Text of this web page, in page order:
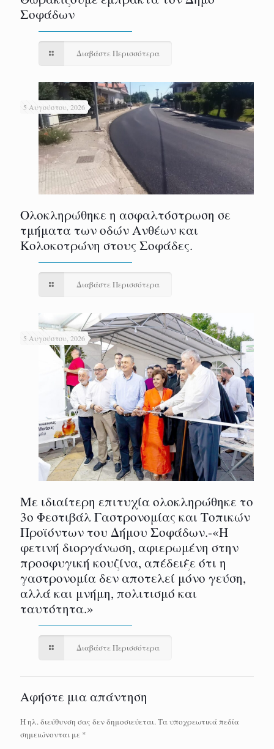
Σοφάδων
Διαβάστε Περισσότερα
5 Αυγούστου, 2026
Ολοκληρώθηκε η ασφαλτόστρωση σε
τμήματα των οδών Ανθέων και
Κολοκοτρώνη στους Σοφάδες.
Διαβάστε Περισσότερα
5 Αυγούστου, 2026
Με ιδιαίτερη επιτυχία ολοκληρώθηκε το
3ο Φεστιβάλ Γαστρονομίας και Τοπικών
Προϊόντων του Δήμου Σοφάδων.-«Η
φετινή διοργάνωση, αφιερωμένη στην
προσφυγική κουζίνα, απέδειξε ότι η
γαστρονομία δεν αποτελεί μόνο γεύση,
αλλά και μνήμη, πολιτισμό και
ταυτότητα.»
Διαβάστε Περισσότερα
Αφήστε μια απάντηση
Η ηλ. διεύθυνση σας δεν δημοσιεύεται.Τα υποχρεωτικά πεδία
σημειώνονται με *